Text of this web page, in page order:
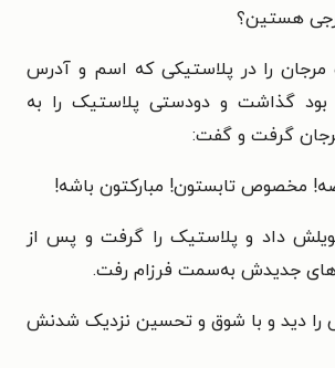
هستین؟
را در پلاستیکی که اسم و آدرس
گذاشت و دودستی پلاستیک را به
گرفت و گفت:
مخصوص تابستون! مبارکتون باشه!
داد و پلاستیک را گرفت و پس از
جدیدش به‌سمت فرزام رفت.
را دید و با شوق و تحسین نزدیک شدنش